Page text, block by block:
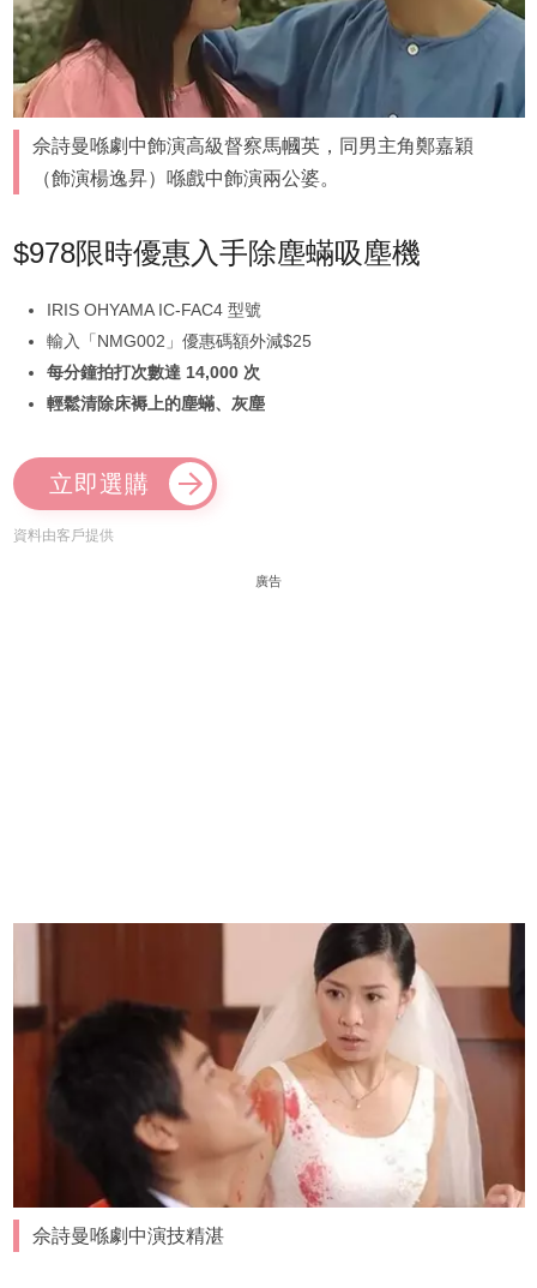
佘詩曼喺劇中飾演高級督察馬幗英，同男主角鄭嘉穎
（飾演楊逸昇）喺戲中飾演兩公婆。
$978限時優惠入手除塵蟎吸塵機
IRIS OHYAMA IC-FAC4 型號
輸入「NMG002」優惠碼額外減$25
每分鐘拍打次數達 14,000 次
輕鬆清除床褥上的塵蟎、灰塵
立即選購
資料由客戶提供
廣告
佘詩曼喺劇中演技精湛